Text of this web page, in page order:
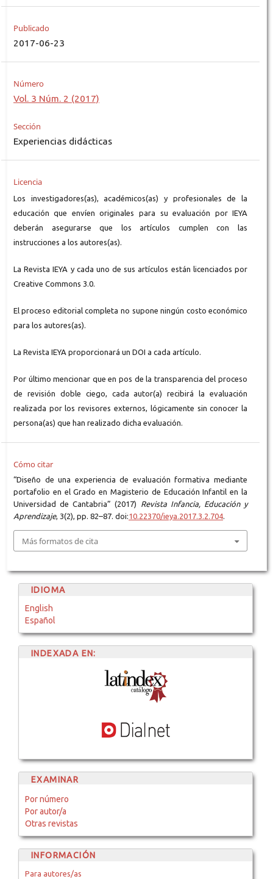
Publicado
2017-06-23
Número
Vol. 3 Núm. 2 (2017)
Sección
Experiencias didácticas
Licencia
Los investigadores(as), académicos(as) y profesionales de la
educación que envíen originales para su evaluación por IEYA
deberán asegurarse que los artículos cumplen con las
instrucciones a los autores(as).
La Revista IEYA y cada uno de sus artículos están licenciados por
Creative Commons 3.0.
El proceso editorial completa no supone ningún costo económico
para los autores(as).
La Revista IEYA proporcionará un DOI a cada artículo.
Por último mencionar que en pos de la transparencia del proceso
de revisión doble ciego, cada autor(a) recibirá la evaluación
realizada por los revisores externos, lógicamente sin conocer la
persona(as) que han realizado dicha evaluación.
Cómo citar
“Diseño de una experiencia de evaluación formativa mediante
portafolio en el Grado en Magisterio de Educación Infantil en la
Universidad de Cantabria” (2017)
Revista Infancia, Educación y
Aprendizaje, 3(2), pp. 82–87. doi:10.22370/ieya.2017.3.2.704.
Más formatos de cita
IDIOMA
English
Español
INDEXADA EN:
EXAMINAR
Por número
Por autor/a
Otras revistas
INFORMACIÓN
Para autores/as